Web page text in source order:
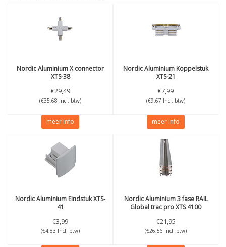
Nordic AluminiumX connector
XTS-38
€29,49
(€35,68 Incl. btw)
meer info
Nordic Aluminium Koppelstuk
XTS-21
€7,99
(€9,67 Incl. btw)
meer info
Nordic Aluminium Eindstuk XTS-
41
€3,99
(€4,83 Incl. btw)
Nordic Aluminium3 fase RAIL
Global trac pro XTS 4100
€21,95
(€26,56 Incl. btw)